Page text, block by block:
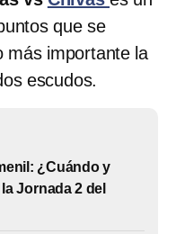
que se
más importante la
escudos.
¿Cuándo y
Jornada 2 del